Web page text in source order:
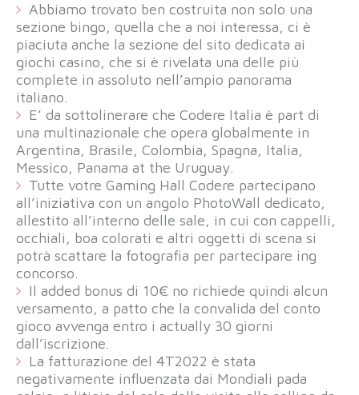
Abbiamo trovato ben costruita non solo una
sezione bingo, quella che a noi interessa, ci è
piaciuta anche la sezione del sito dedicata ai
giochi casino, che si è rivelata una delle più
complete in assoluto nell’ampio panorama
italiano.
E’ da sottolinerare che Codere Italia è part di
una multinazionale che opera globalmente in
Argentina, Brasile, Colombia, Spagna, Italia,
Messico, Panama at the Uruguay.
Tutte votre Gaming Hall Codere partecipano
all’iniziativa con un angolo PhotoWall dedicato,
allestito all’interno delle sale, in cui con cappelli,
occhiali, boa colorati e altri oggetti di scena si
potrà scattare la fotografia per partecipare ing
concorso.
Il added bonus di 10€ no richiede quindi alcun
versamento, a patto che la convalida del conto
gioco avvenga entro i actually 30 giorni
dall’iscrizione.
La fatturazione del 4T2022 è stata
negativamente influenzata dai Mondiali pada